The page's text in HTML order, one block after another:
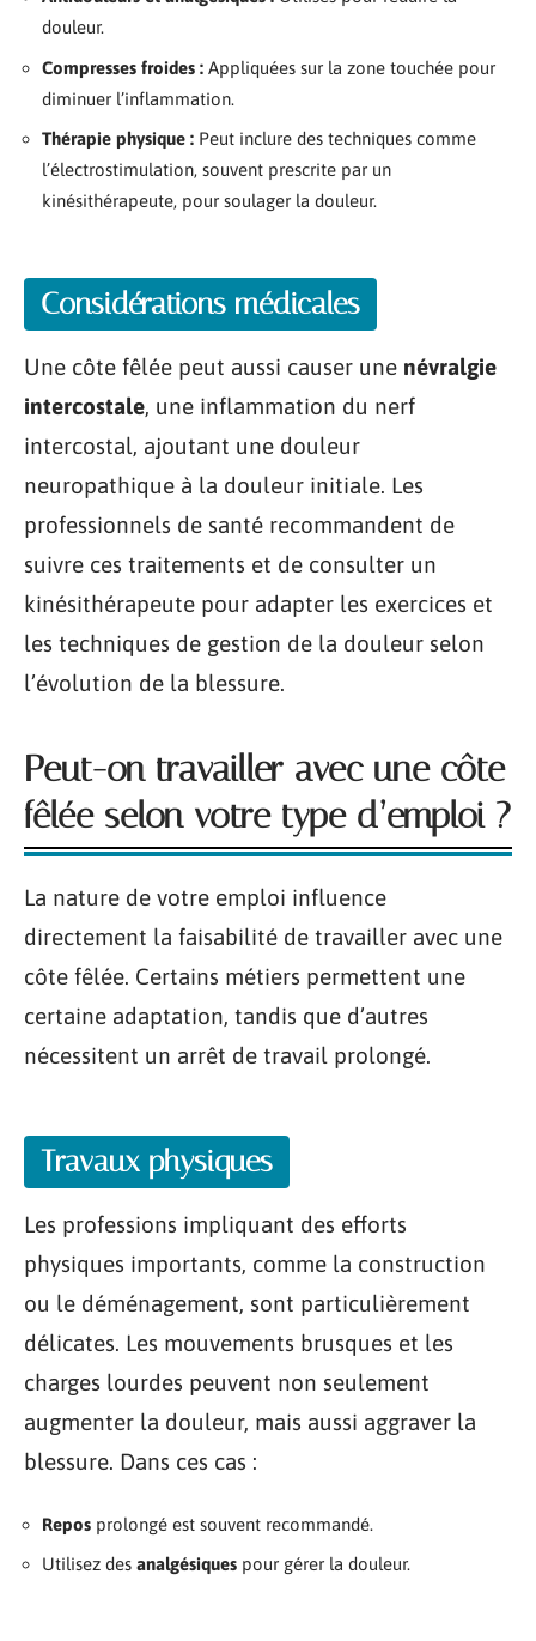
douleur.
Compresses froides : Appliquées sur la zone touchée pour
diminuer l’inflammation.
Thérapie physique : Peut inclure des techniques comme
l’électrostimulation, souvent prescrite par un
kinésithérapeute, pour soulager la douleur.
Considérations médicales
Une côte fêlée peut aussi causer une névralgie
intercostale, une inflammation du nerf
intercostal, ajoutant une douleur
neuropathique à la douleur initiale. Les
professionnels de santé recommandent de
suivre ces traitements et de consulter un
kinésithérapeute pour adapter les exercices et
les techniques de gestion de la douleur selon
l’évolution de la blessure.
Peut-on travailler avec une côte
fêlée selon votre type d’emploi ?
La nature de votre emploi influence
directement la faisabilité de travailler avec une
côte fêlée. Certains métiers permettent une
certaine adaptation, tandis que d’autres
nécessitent un arrêt de travail prolongé.
Travaux physiques
Les professions impliquant des efforts
physiques importants, comme la construction
ou le déménagement, sont particulièrement
délicates. Les mouvements brusques et les
charges lourdes peuvent non seulement
augmenter la douleur, mais aussi aggraver la
blessure. Dans ces cas :
Repos prolongé est souvent recommandé.
Utilisez des analgésiques pour gérer la douleur.